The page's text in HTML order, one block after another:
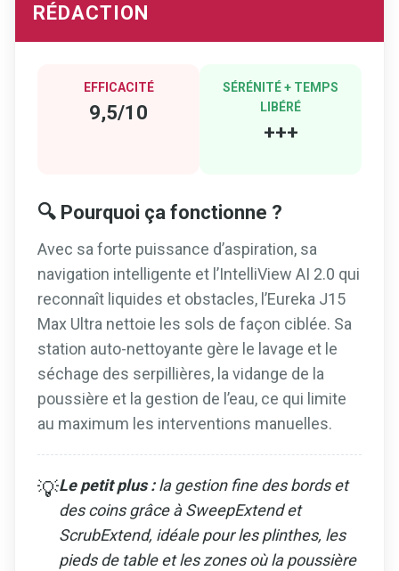
RÉDACTION
EFFICACITÉ
9,5/10
SÉRÉNITÉ + TEMPS
LIBÉRÉ
+++
🔍 Pourquoi ça fonctionne ?
Avec sa forte puissance d’aspiration, sa
navigation intelligente et l’IntelliView AI 2.0 qui
reconnaît liquides et obstacles, l’Eureka J15
Max Ultra nettoie les sols de façon ciblée. Sa
station auto-nettoyante gère le lavage et le
séchage des serpillières, la vidange de la
poussière et la gestion de l’eau, ce qui limite
au maximum les interventions manuelles.
💡Le petit plus :la gestion fine des bords et
des coins grâce à SweepExtend et
ScrubExtend, idéale pour les plinthes, les
pieds de table et les zones où la poussière